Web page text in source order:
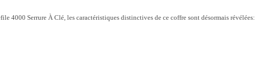
4000 Serrure À Clé, les caractéristiques distinctives de ce coffre sont désormais révélées: